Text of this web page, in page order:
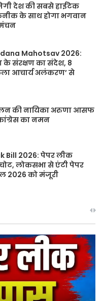
देश की सबसे हाईटेक
के साथ होगा भगवान
मंचन
Mahotsav 2026:
के संरक्षण का संदेश, 8
कला आचार्य अलंकरण’ से
की नायिका अरुणा आसफ
का नमन
Bill 2026: पेपर लीक
लोकसभा से एंटी पेपर
2026 को मंजूरी
हर